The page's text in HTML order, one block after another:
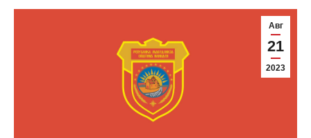
Авг
21
2023